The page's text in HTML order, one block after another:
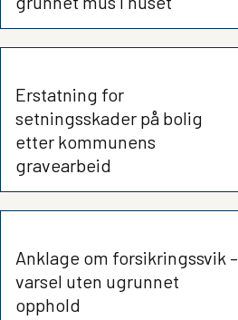
Erstatning for
setningsskader på bolig
etter kommunens
gravearbeid
Anklage om forsikringssvik –
varsel uten ugrunnet
opphold